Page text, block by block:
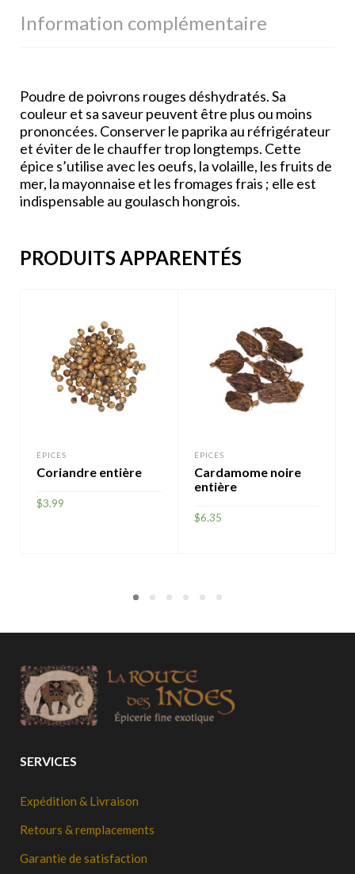
Information complémentaire
Poudre de poivrons rouges déshydratés. Sa
couleur et sa saveur peuvent être plus ou moins
prononcées. Conserver le paprika au réfrigérateur
et éviter de le chauffer trop longtemps. Cette
épice s’utilise avec les oeufs, la volaille, les fruits de
mer, la mayonnaise et les fromages frais ; elle est
indispensable au goulasch hongrois.
PRODUITS APPARENTÉS
ÉPICES
Coriandre entière
$3.99
ÉPICES
Cardamome noire
entière
$6.35
SERVICES
Expédition & Livraison
Retours & remplacements
Garantie de satisfaction